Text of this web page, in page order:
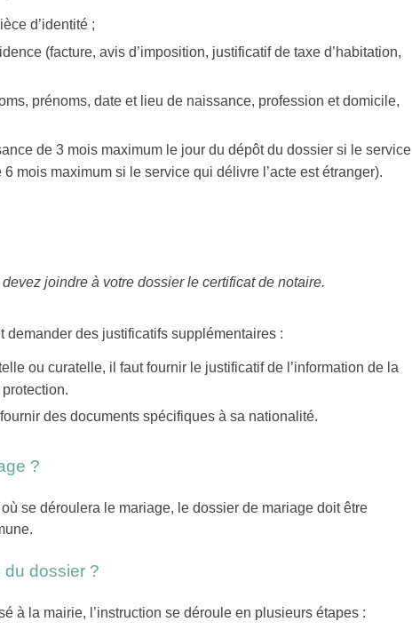
d’identité ;
(facture, avis d’imposition, justificatif de taxe d’habitation,
prénoms, date et lieu de naissance, profession et domicile,
de 3 mois maximum le jour du dépôt du dossier si le service
mois maximum si le service qui délivre l’acte est étranger).
devez joindre à votre dossier le certificat de notaire.
des justificatifs supplémentaires :
ou curatelle, il faut fournir le justificatif de l’information de la
des documents spécifiques à sa nationalité.
?
se déroulera le mariage, le dossier de mariage doit être
du dossier ?
à la mairie, l’instruction se déroule en plusieurs étapes :